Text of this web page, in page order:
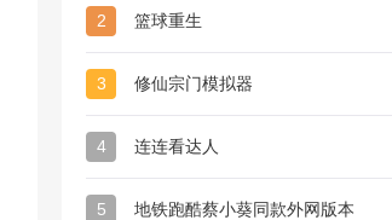
2 篮球重生
3 修仙宗门模拟器
4 连连看达人
5 地铁跑酷蔡小葵同款外网版本